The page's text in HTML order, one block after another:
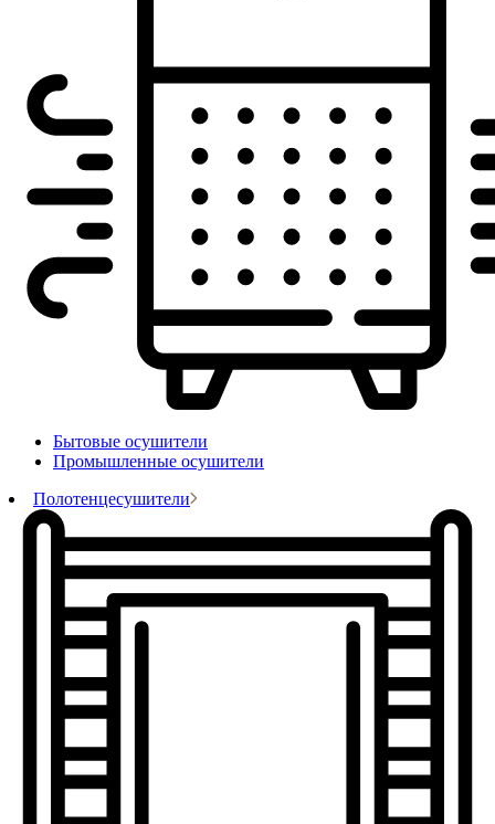
Бытовые осушители
Промышленные осушители
Полотенцесушители